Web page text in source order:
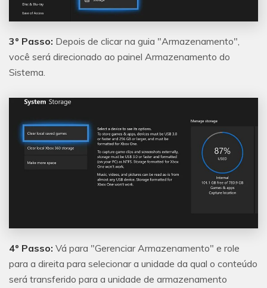
3º Passo: Depois de clicar na guia "Armazenamento",
você será direcionado ao painel Armazenamento do
Sistema.
4º Passo: Vá para "Gerenciar Armazenamento" e role
para a direita para selecionar a unidade da qual o conteúdo
será transferido para a unidade de armazenamento